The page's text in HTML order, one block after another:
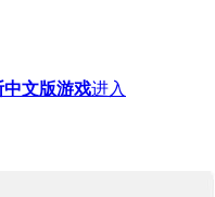
文版游戏进入